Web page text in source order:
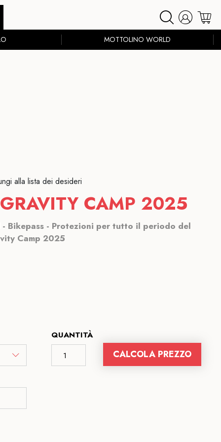
MOTTOLINO WORLD
alla lista dei desideri
CAMP 2025
Bikepass - Protezioni per tutto il periodo del
Camp 2025
QUANTITÀ
CALCOLA PREZZO